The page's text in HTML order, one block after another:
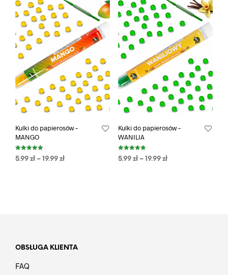
Kulki do papierosów –
MANGO
Oceniono
5.00
5.99 zł– 19.99 zł
Kulki do papierosów –
WANILIA
Oceniono
5.00
5.99 zł– 19.99 zł
OBSŁUGA KLIENTA
FAQ